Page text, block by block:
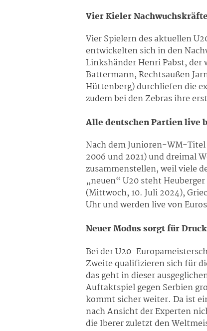
Vier Kieler
Vier Spielern des aktuellen
entwickelten sich in den
Linkshänder Henri Pabst,
Battermann, Rechtsaußen
Hüttenberg) durchliefen die
zudem bei den Zebras ihre
Alle deutschen Partien live
Nach dem Junioren-WM-
2006 und 2021) und dreimal
zusammenstellen, weil viele
„neuen“ U20 steht
(Mittwoch, 10. Juli 2024),
Uhr und werden live von
Neuer Modus sorgt für Druck
Bei der U20-
Zweite qualifizieren sich für
das geht in dieser
Auftaktspiel gegen Serbien
kommt sicher weiter. Da ist
nach Ansicht der Experten
die Iberer zuletzt den